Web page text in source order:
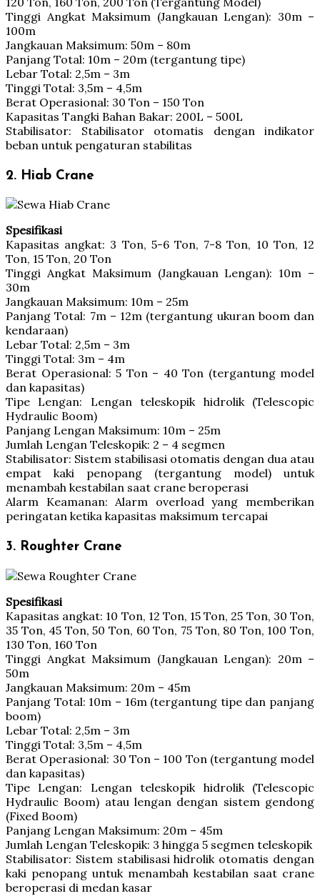
Tinggi Angkat Maksimum (Jangkauan Lengan): 30m –
100m
Jangkauan Maksimum: 50m – 80m
Panjang Total: 10m – 20m (tergantung tipe)
Lebar Total: 2,5m – 3m
Tinggi Total: 3,5m – 4,5m
Berat Operasional: 30 Ton – 150 Ton
Kapasitas Tangki Bahan Bakar: 200L – 500L
Stabilisator: Stabilisator otomatis dengan indikator
beban untuk pengaturan stabilitas
2. Hiab Crane
Spesifikasi
Kapasitas angkat: 3 Ton, 5-6 Ton, 7-8 Ton, 10 Ton, 12
Ton, 15 Ton, 20 Ton
Tinggi Angkat Maksimum (Jangkauan Lengan): 10m –
30m
Jangkauan Maksimum: 10m – 25m
Panjang Total: 7m – 12m (tergantung ukuran boom dan
kendaraan)
Lebar Total: 2,5m – 3m
Tinggi Total: 3m – 4m
Berat Operasional: 5 Ton – 40 Ton (tergantung model
dan kapasitas)
Tipe Lengan: Lengan teleskopik hidrolik (Telescopic
Hydraulic Boom)
Panjang Lengan Maksimum: 10m – 25m
Jumlah Lengan Teleskopik: 2 – 4 segmen
Stabilisator: Sistem stabilisasi otomatis dengan dua atau
empat kaki penopang (tergantung model) untuk
menambah kestabilan saat crane beroperasi
Alarm Keamanan: Alarm overload yang memberikan
peringatan ketika kapasitas maksimum tercapai
3. Roughter Crane
Spesifikasi
Kapasitas angkat: 10 Ton, 12 Ton, 15 Ton, 25 Ton, 30 Ton,
35 Ton, 45 Ton, 50 Ton, 60 Ton, 75 Ton, 80 Ton, 100 Ton,
130 Ton, 160 Ton
Tinggi Angkat Maksimum (Jangkauan Lengan): 20m –
50m
Jangkauan Maksimum: 20m – 45m
Panjang Total: 10m – 16m (tergantung tipe dan panjang
boom)
Lebar Total: 2,5m – 3m
Tinggi Total: 3,5m – 4,5m
Berat Operasional: 30 Ton – 100 Ton (tergantung model
dan kapasitas)
Tipe Lengan: Lengan teleskopik hidrolik (Telescopic
Hydraulic Boom) atau lengan dengan sistem gendong
(Fixed Boom)
Panjang Lengan Maksimum: 20m – 45m
Jumlah Lengan Teleskopik: 3 hingga 5 segmen teleskopik
Stabilisator: Sistem stabilisasi hidrolik otomatis dengan
kaki penopang untuk menambah kestabilan saat crane
beroperasi di medan kasar